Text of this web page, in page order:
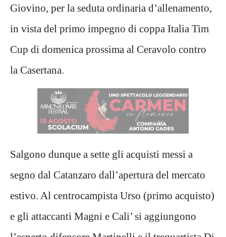
Giovino, per la seduta ordinaria d’allenamento,
in vista del primo impegno di coppa Italia Tim
Cup di domenica prossima al Ceravolo contro
la Casertana.
Salgono dunque a sette gli acquisti messi a
segno dal Catanzaro dall’apertura del mercato
estivo. Al centrocampista Urso (primo acquisto)
e gli attaccanti Magni e Cali’ si aggiungono